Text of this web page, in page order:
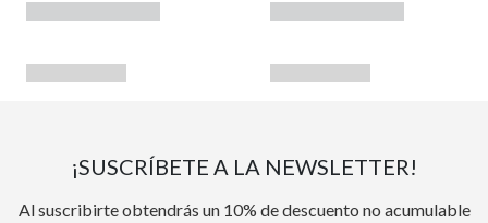
¡SUSCRÍBETE A LA NEWSLETTER!
Al suscribirte obtendrás un 10% de descuento no acumulable